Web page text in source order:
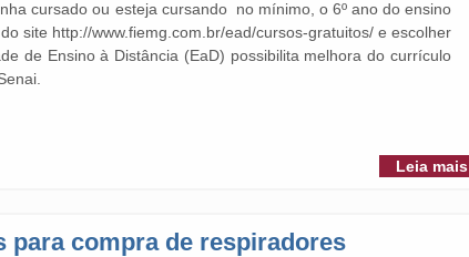
cursado ou esteja cursando no mínimo, o 6º ano do ensino
site http://www.fiemg.com.br/ead/cursos-gratuitos/ e escolher
de Ensino à Distância (EaD) possibilita melhora do currículo
Leia mais
para compra de respiradores